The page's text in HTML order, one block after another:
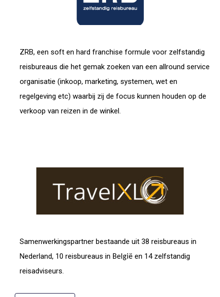
ZRB, een soft en hard franchise formule voor zelfstandig
reisbureaus die het gemak zoeken van een allround service
organisatie (inkoop, marketing, systemen, wet en
regelgeving etc) waarbij zij de focus kunnen houden op de
verkoop van reizen in de winkel.
Samenwerkingspartner bestaande uit 38 reisbureaus in
Nederland, 10 reisbureaus in België en 14 zelfstandig
reisadviseurs.